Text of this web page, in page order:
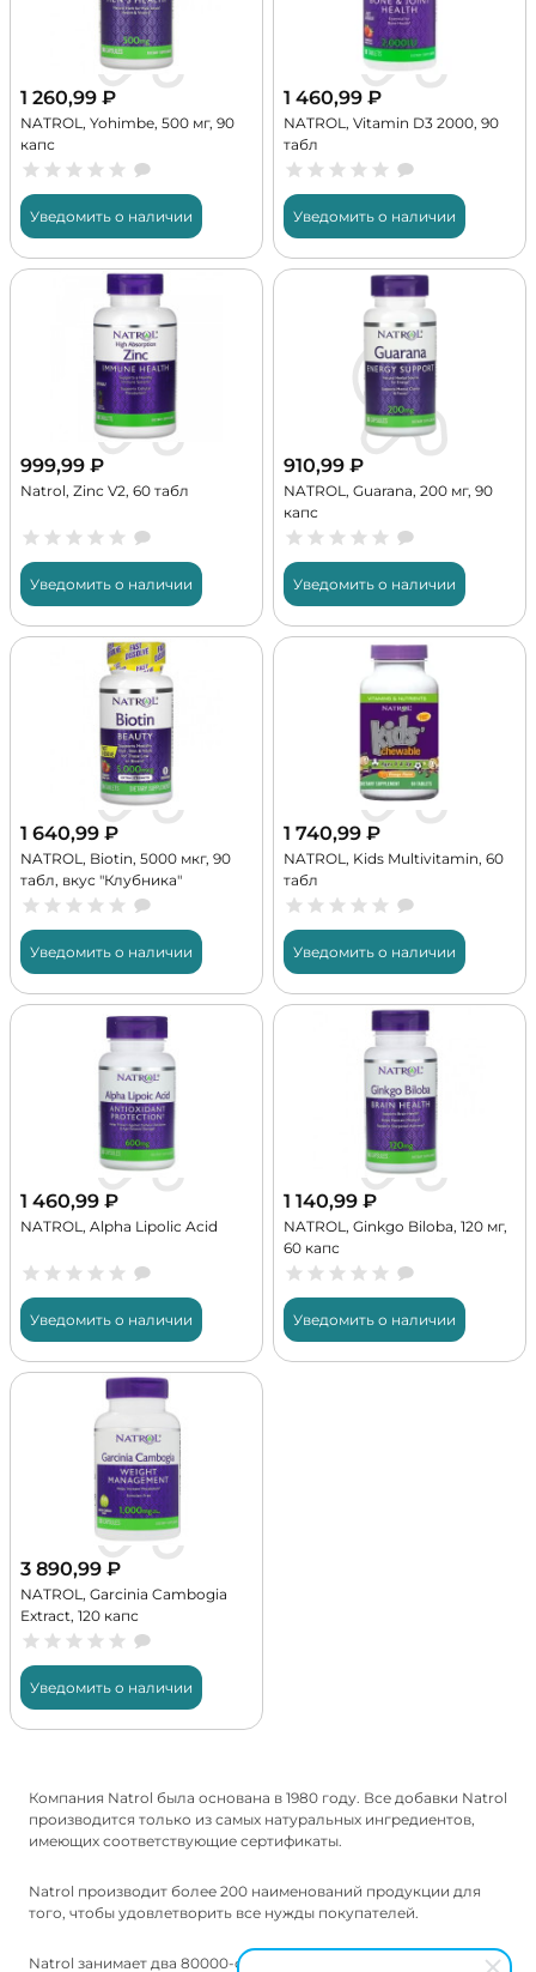
1 260,99 ₽
NATROL, Yohimbe, 500 мг, 90
капс
Уведомить о наличии
1 460,99 ₽
NATROL, Vitamin D3 2000, 90
табл
Уведомить о наличии
999,99 ₽
Natrol, Zinc V2, 60 табл
Уведомить о наличии
910,99 ₽
NATROL, Guarana, 200 мг, 90
капс
Уведомить о наличии
1 640,99 ₽
NATROL, Biotin, 5000 мкг, 90
табл, вкус "Клубника"
Уведомить о наличии
1 740,99 ₽
NATROL, Kids Multivitamin, 60
табл
Уведомить о наличии
1 460,99 ₽
NATROL, Alpha Lipolic Acid
Уведомить о наличии
1 140,99 ₽
NATROL, Ginkgo Biloba, 120 мг,
60 капс
Уведомить о наличии
3 890,99 ₽
NATROL, Garcinia Cambogia
Extract, 120 капс
Уведомить о наличии
Компания Natrol была основана в 1980 году. Все добавки Natrol
производится только из самых натуральных ингредиентов,
имеющих соответствующие сертификаты.
Natrol производит более 200 наименований продукции для
того, чтобы удовлетворить все нужды покупателей.
Natrol занимает два 80000-футовых помещения в Чатсворте,